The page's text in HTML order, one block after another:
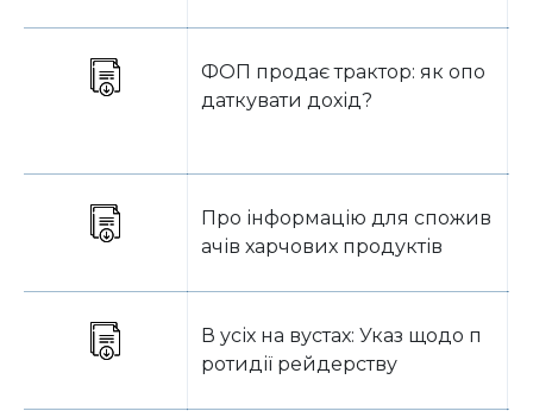
ФОП продає трактор: як опо
даткувати дохід?
Про інформацію для спожив
ачів харчових продуктів
В усіх на вустах: Указ щодо п
ротидії рейдерству